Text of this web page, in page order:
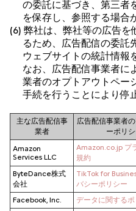
の委託に基づき、第三者
を保存し、参照する場合
(6) 弊社は、弊社等の広告
るため、広告配信の委託
ウェブサイトの統計情報
なお、広告配信事業者に
業者のオプトアウトペー
手続を行うことにより停
主な広告配信事
業者
広告配信事業者
ーポリ
Amazon
Services LLC
Amazon.co.jp プ
規約
ByteDance株式
会社
TikTok for
バシーポリシー
Facebook, Inc.
データに関するポ